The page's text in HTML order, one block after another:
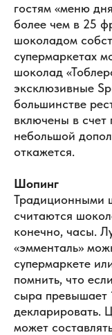
гостям «меню
более чем в 25
шоколадом
супермаркетах
шоколад
эксклюзивные
большинстве
включены в счет
небольшой
откажется.
Шопинг
Традиционными
считаются
конечно, часы.
«эмменталь»
супермаркете
помнить, что
сыра превышает
декларировать.
может